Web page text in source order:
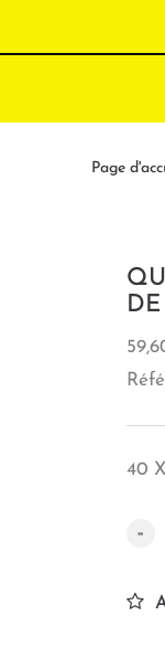
Page
40
-